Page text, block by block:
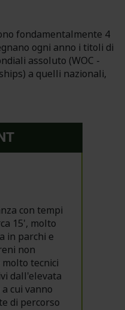
fondamentalmente 4
ogni anno i titoli di
assoluto (WOC -
a quelli nazionali,
con tempi
15', molto
in parchi e
non
tecnici
dall'elevata
cui vanno
di percorso